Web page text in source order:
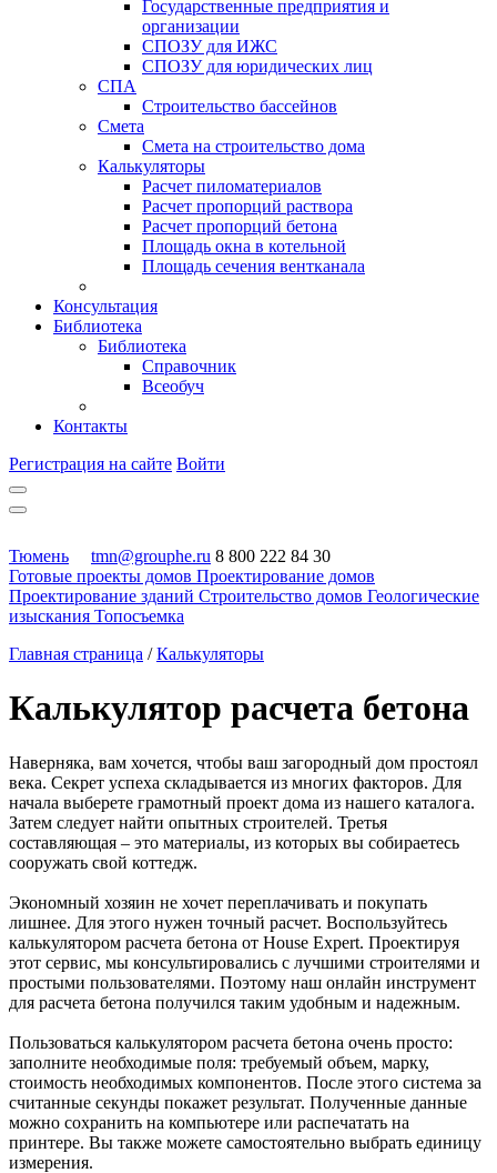
Государственные предприятия и
организации
СПОЗУ для ИЖС
СПОЗУ для юридических лиц
СПА
Строительство бассейнов
Смета
Смета на строительство дома
Калькуляторы
Расчет пиломатериалов
Расчет пропорций раствора
Расчет пропорций бетона
Площадь окна в котельной
Площадь сечения вентканала
Консультация
Библиотека
Библиотека
Справочник
Всеобуч
Контакты
Регистрация на сайте Войти
Тюмень tmn@grouphe.ru 8 800 222 84 30
Готовые проекты домов Проектирование домов
Проектирование зданий Строительство домов Геологические
изыскания Топосъемка
Главная страница / Калькуляторы
Калькулятор расчета бетона
Наверняка, вам хочется, чтобы ваш загородный дом простоял
века. Секрет успеха складывается из многих факторов. Для
начала выберете грамотный проект дома из нашего каталога.
Затем следует найти опытных строителей. Третья
составляющая – это материалы, из которых вы собираетесь
сооружать свой коттедж.
Экономный хозяин не хочет переплачивать и покупать
лишнее. Для этого нужен точный расчет. Воспользуйтесь
калькулятором расчета бетона от House Expert. Проектируя
этот сервис, мы консультировались с лучшими строителями и
простыми пользователями. Поэтому наш онлайн инструмент
для расчета бетона получился таким удобным и надежным.
Пользоваться калькулятором расчета бетона очень просто:
заполните необходимые поля: требуемый объем, марку,
стоимость необходимых компонентов. После этого система за
считанные секунды покажет результат. Полученные данные
можно сохранить на компьютере или распечатать на
принтере. Вы также можете самостоятельно выбрать единицу
измерения.